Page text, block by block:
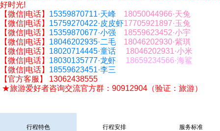
好时光!
【微信 电话】 15359870711·天峰 18050044966·天兔
【微信 电话】 15759270422·皮皮虾17705921897·玉兔
【微信 电话】 15359870677·小强 18559623452·小宇
【微信 电话】 18046202935·二毛 18046202930·紫琪
【微信 电话】 18020714445·童话
18046202931·小米
【微信 电话】 18030135777·龙虾
18659234566·海鲨
【微信 电话】 18559623451·李三
【官方客服】 13062438555
★旅游爱好者咨询交流官方群：90912904（验证：旅游）
行程特色 行程安排 服务标准
——路易·艾黎(新西兰)